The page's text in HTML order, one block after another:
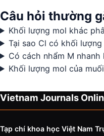
Câu hỏi thường
Khối lượng mol khác
Tại sao Cl có khối
Có cách nhẩm M nhanh
Khối lượng mol của
Vietnam Journals
Tạp chí khoa học Việt Nam